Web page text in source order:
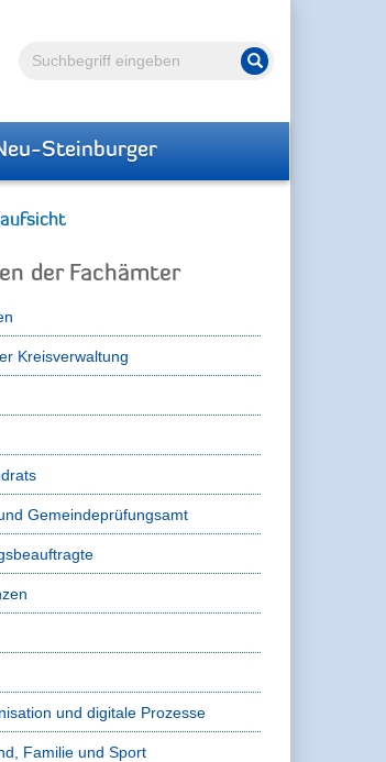
Volltextsuche Suche starten
Steinburger
der Fachämter
Kreisverwaltung
Gemeindeprüfungsamt
und digitale Prozesse
Familie und Sport